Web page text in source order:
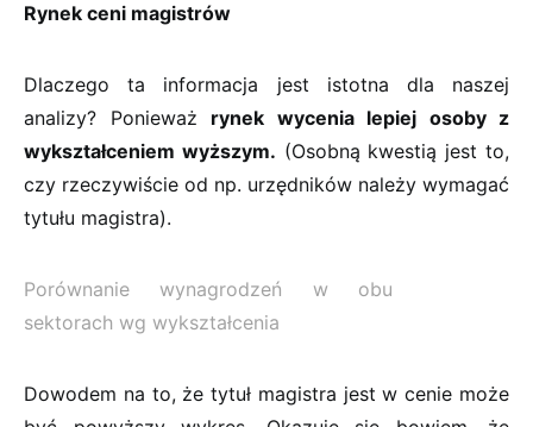
Rynek ceni magistrów
Dlaczego ta informacja jest istotna dla naszej
analizy? Ponieważ rynek wycenia lepiej osoby z
wykształceniem wyższym. (Osobną kwestią jest to,
czy rzeczywiście od np. urzędników należy wymagać
tytułu magistra).
Porównanie wynagrodzeń w obu
sektorach wg wykształcenia
Dowodem na to, że tytuł magistra jest w cenie może